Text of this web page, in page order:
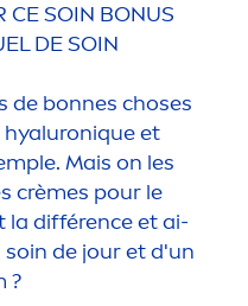
CE SOIN BONUS
DE SOIN
de bonnes choses
hyaluronique et
Mais on les
crèmes pour le
la différence et ai-
de jour et d'un
?